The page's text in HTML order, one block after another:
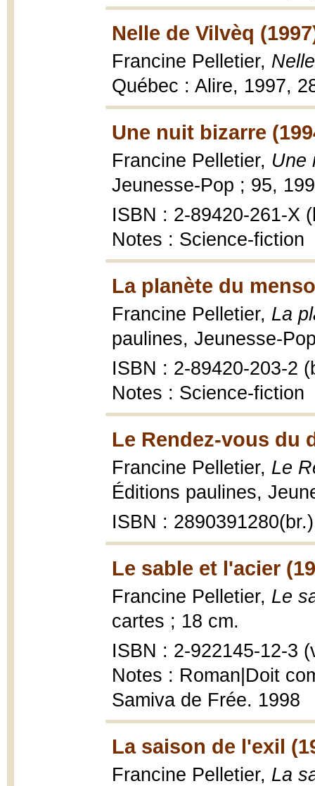
Nelle de Vilvèq
Francine Pelletier,
Québec : Alire, 1997,
Une nuit bizarre
Francine Pelletier, Une
Jeunesse-Pop ; 95,
ISBN : 2-89420-261-X
Notes : Science-fiction
La planète du
Francine Pelletier, La
paulines, Jeunesse-
ISBN : 2-89420-203-2
Notes : Science-fiction
Le Rendez-vous du
Francine Pelletier, Le
Éditions paulines,
ISBN : 2890391280(br.)
Le sable et l'acier
Francine Pelletier, Le
cartes ; 18 cm.
ISBN : 2-922145-12-3
Notes : Roman|Doit
Samiva de Frée. 1998
La saison de l'exil
Francine Pelletier, La